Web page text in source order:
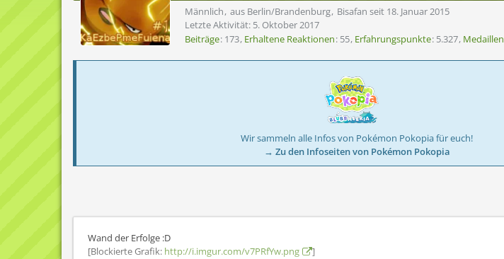
Männlich aus Berlin/Brandenburg Bisafan seit 18. Januar 2015
Letzte Aktivität: 5. Oktober 2017
Beiträge 173 Erhaltene Reaktionen 55 Erfahrungspunkte 5.327 Medaillen
Wir sammeln alle Infos von Pokémon Pokopia für euch!
→ Zu den Infoseiten von Pokémon Pokopia
Wand der Erfolge :D
[Blockierte Grafik: http://i.imgur.com/v7PRfYw.png ]